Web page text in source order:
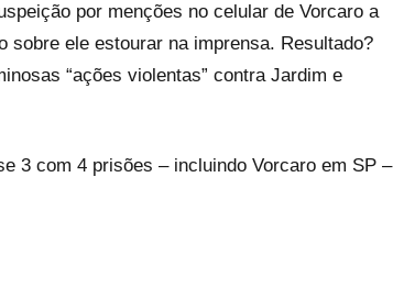
por menções no celular de Vorcaro a
ele estourar na imprensa. Resultado?
“ações violentas” contra Jardim e
3 com 4 prisões – incluindo Vorcaro em SP –